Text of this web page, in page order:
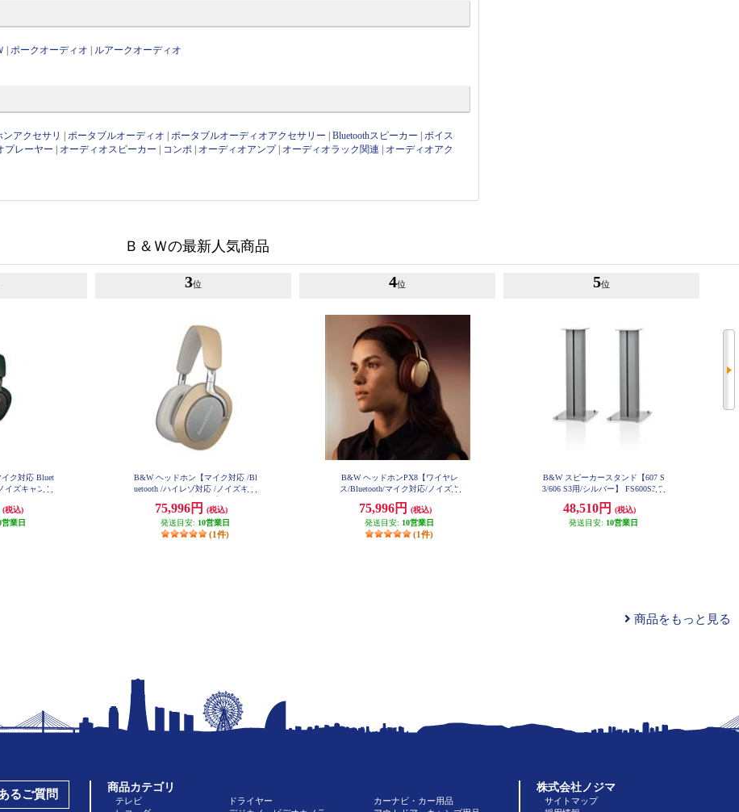
|ポークオーディオ ルアークオーディオ
アクセサリ |ポータブルオーディオ |ポータブルオーディオアクセサリー |Bluetoothスピーカー |ボイス
プレーヤー オーディオスピーカー コンポ オーディオアンプ| オーディオラック関連
オーディオアク
Ｂ＆Ｗの最新人気商品
ク対応 Bluet
イズキャンセ
(税込)
営業日
3位
B&W ヘッドホン【マイク対応 /Bl
uetooth /ハイレゾ対応 /ノイズキャ
75,996円
(税込)
発送目安: 10営業日
(1件)
4位
B&W ヘッドホンPX8【ワイヤレ
ス/Bluetooth/マイク対応/ノイズキ
ディ】 PX8-RB
75,996円
(税込)
発送目安: 10営業日
(1件)
5位
B&W スピーカースタンド【607 S
3/606 S3用/シルバー】 FS600S3-S
48,510円
(税込)
発送目安: 10営業日
商品をもっと見る
るご質問
商品カテゴリ
テレビ
ドライヤー
カーナビ・カー用品
株式会社ノジマ
サイトマップ